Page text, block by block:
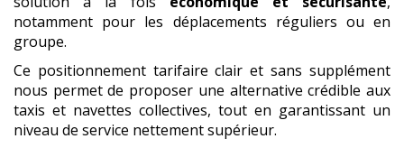
notamment pour les déplacements réguliers ou en
groupe.
Ce positionnement tarifaire clair et sans supplément
nous permet de proposer une alternative crédible aux
taxis et navettes collectives, tout en garantissant un
niveau de service nettement supérieur.